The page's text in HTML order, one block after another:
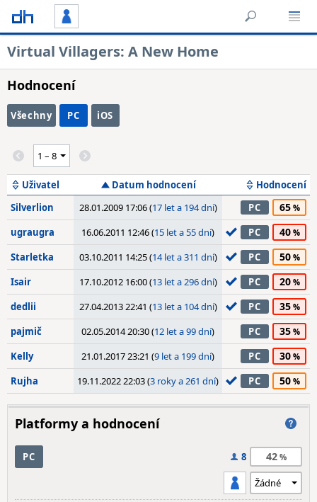
Virtual Villagers: A New Home
Hodnocení
Všechny PC iOS
Uživatel Datum hodnocení
Hodnocení
Silverlion
28.01.2009 17:06 (17 let a 194 dní) PC 65
ugraugra 16.06.2011 12:46 (15 let a 55 dní) PC 40
Starletka 03.10.2011 14:25 (14 let a 311 dní) PC 50
Isair 17.10.2012 16:00 (13 let a 296 dní) PC 20
dedlii 27.04.2013 22:41 (13 let a 104 dní) PC 35
pajmič 02.05.2014 20:30 (12 let a 99 dní) PC 35
Kelly 21.01.2017 23:21 (9 let a 199 dní) PC 30
Rujha 19.11.2022 22:03 (3 roky a 261 dní) PC 50
Platformy a hodnocení
PC 8 42